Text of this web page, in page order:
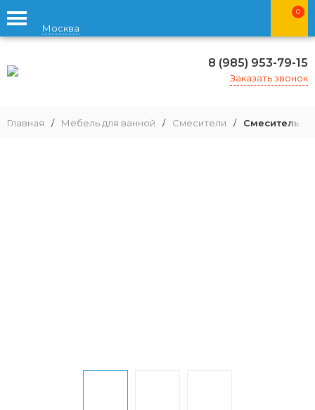
Москва
0
8 (985) 953-79-15
Заказать звонок
Главная / Мебель для ванной / Смесители / Смеситель